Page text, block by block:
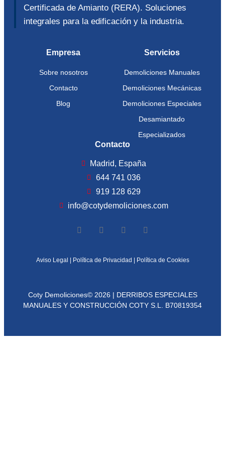
Certificada de Amianto (RERA). Soluciones
integrales para la edificación y la industria.
Empresa
Sobre nosotros
Contacto
Blog
Servicios
Demoliciones Manuales
Demoliciones Mecánicas
Demoliciones Especiales
Desamiantado
Especializados
Contacto
Madrid, España
644 741 036
919 128 629
info@cotydemoliciones.com
Aviso Legal | Política de Privacidad | Política de Cookies
Coty Demoliciones© 2026 | DERRIBOS ESPECIALES
MANUALES Y CONSTRUCCIÓN COTY S.L. B70819354